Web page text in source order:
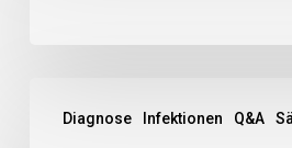
Diagnose Infektionen Q&A